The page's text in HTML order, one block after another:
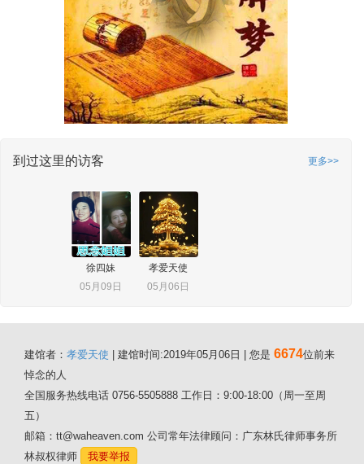
到过这里的访客 更多>>
徐四妹
05月09日
孝爱天使
05月06日
建馆者： 孝爱天使 | 建馆时间:2019年05月06日 | 您是 6674位前来
悼念的人
全国服务热线电话 0756-5505888 工作日：9:00-18:00（周一至周
五）
邮箱：tt@waheaven.com 公司常年法律顾问：广东林氏律师事务所
林叔权律师
我要举报